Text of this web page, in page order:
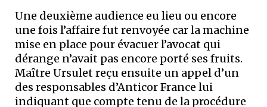
Une deuxième audience eu lieu ou encore
une fois l’affaire fut renvoyée car la machine
mise en place pour évacuer l’avocat qui
dérange n’avait pas encore porté ses fruits.
Maître Ursulet reçu ensuite un appel d’un
des responsables d’Anticor France lui
indiquant que compte tenu de la procédure